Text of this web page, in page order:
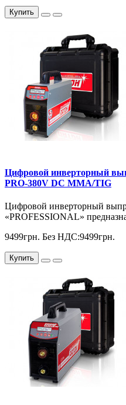
Купить
Цифровой инверторный
PRO-380V DC MMA/TIG
Цифровой инверторный
«PROFESSIONAL»
9499грн. Без НДС:9499грн.
Купить